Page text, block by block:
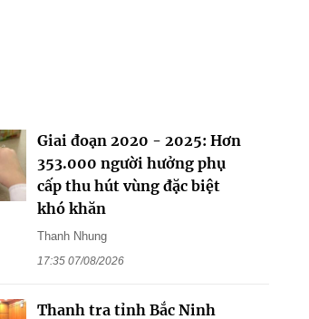
Giai đoạn 2020 - 2025: Hơn
353.000 người hưởng phụ
cấp thu hút vùng đặc biệt
khó khăn
Thanh Nhung
17:35 07/08/2026
Thanh tra tỉnh Bắc Ninh